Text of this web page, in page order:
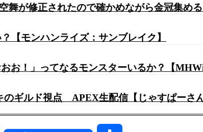
舞が修正されたので確かめながら金冠集め
【モンハンライズ：サンブレイク】
お！」ってなるモンスターいるか？【
のギルド視点 APEX生配信【じゃすぱーさ